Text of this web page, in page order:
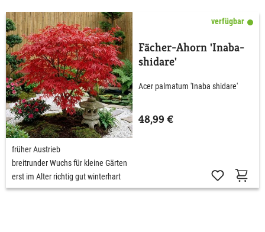
verfügbar
Fächer-Ahorn 'Inaba-
shidare'
Acer palmatum 'Inaba shidare'
48,99 €
früher Austrieb
breitrunder Wuchs für kleine Gärten
erst im Alter richtig gut winterhart